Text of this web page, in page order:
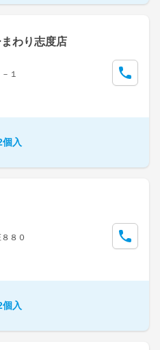
わり志度店
１
入
８０
入